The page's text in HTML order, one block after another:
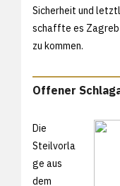
Sicherheit und
schaffte es Zagreb
zu kommen.
Offener
Die
Steilvorla
ge aus
dem